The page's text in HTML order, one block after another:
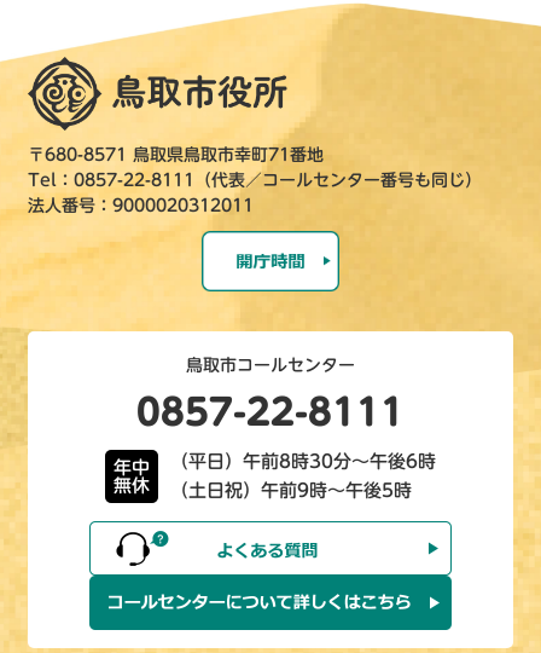
〒680-8571 鳥取県鳥取市幸町71番地
Tel：0857-22-8111（代表／コールセンター番号も同じ）
法人番号：9000020312011
鳥取市コールセンター
0857-22-8111
年中
無休
（平日）午前8時30分～午後6時
（土日祝）午前9時～午後5時